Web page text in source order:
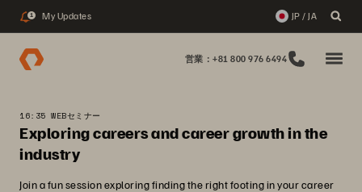
1 My Updates JP / JA
営業：+81 800 976 6494
16:35 WEBセミナー
Exploring careers and career growth in the
industry
Join a fun session exploring finding the right footing in your career